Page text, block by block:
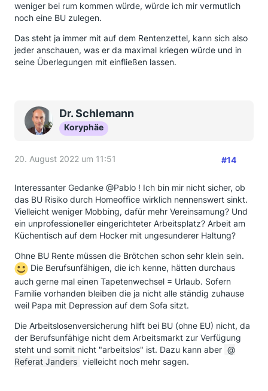
weniger bei rum kommen würde, würde ich mir vermutlich
noch eine BU zulegen.
Das steht ja immer mit auf dem Rentenzettel, kann sich also
jeder anschauen, was er da maximal kriegen würde und in
seine Überlegungen mit einfließen lassen.
Dr. Schlemann
Koryphäe
20. August 2022 um 11:51 #14
Interessanter Gedanke @Pablo ! Ich bin mir nicht sicher, ob
das BU Risiko durch Homeoffice wirklich nennenswert sinkt.
Vielleicht weniger Mobbing, dafür mehr Vereinsamung? Und
ein unprofessioneller eingerichteter Arbeitsplatz? Arbeit am
Küchentisch auf dem Hocker mit ungesunderer Haltung?
Ohne BU Rente müssen die Brötchen schon sehr klein sein.
Die Berufsunfähigen, die ich kenne, hätten durchaus
auch gerne mal einen Tapetenwechsel = Urlaub. Sofern
Familie vorhanden bleiben die ja nicht alle ständig zuhause
weil Papa mit Depression auf dem Sofa sitzt.
Die Arbeitslosenversicherung hilft bei BU (ohne EU) nicht, da
der Berufsunfähige nicht dem Arbeitsmarkt zur Verfügung
steht und somit nicht "arbeitslos" ist. Dazu kann aber
Referat Janders vielleicht noch mehr sagen.